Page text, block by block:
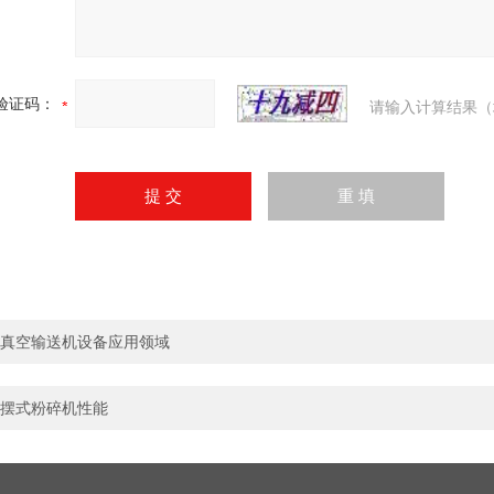
证码： 请输入计算结果
真空输送机设备应用领域
摆式粉碎机性能